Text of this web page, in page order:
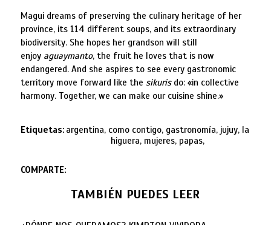
Magui dreams of preserving the culinary heritage of her
province, its 114 different soups, and its extraordinary
biodiversity. She hopes her grandson will still
enjoy aguaymanto, the fruit he loves that is now
endangered. And she aspires to see every gastronomic
territory move forward like the sikurisdo: «in collective
harmony. Together, we can make our cuisine shine.»
Etiquetas: argentina, como contigo, gastronomía, jujuy, la
higuera, mujeres, papas,
COMPARTE:
TAMBIÉN PUEDES LEER